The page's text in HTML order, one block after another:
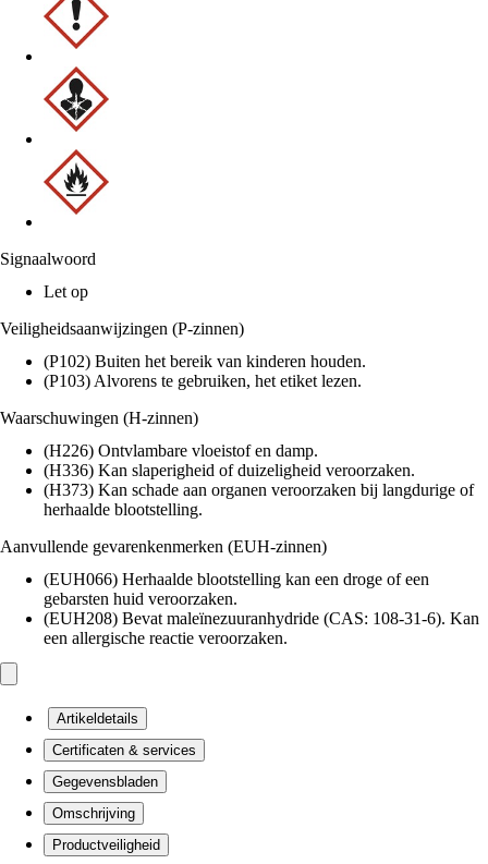
Signaalwoord
Let op
Veiligheidsaanwijzingen (P-zinnen)
(P102) Buiten het bereik van kinderen houden.
(P103) Alvorens te gebruiken, het etiket lezen.
Waarschuwingen (H-zinnen)
(H226) Ontvlambare vloeistof en damp.
(H336) Kan slaperigheid of duizeligheid veroorzaken.
(H373) Kan schade aan organen veroorzaken bij langdurige of
herhaalde blootstelling.
Aanvullende gevarenkenmerken (EUH-zinnen)
(EUH066) Herhaalde blootstelling kan een droge of een
gebarsten huid veroorzaken.
(EUH208) Bevat maleïnezuuranhydride (CAS: 108-31-6). Kan
een allergische reactie veroorzaken.
Artikeldetails
Certificaten & services
Gegevensbladen
Omschrijving
Productveiligheid